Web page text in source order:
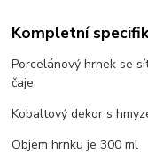
Kompletní
Porcelánový hrnek se
čaje.
Kobaltový dekor s
Objem hrnku je 300 ml